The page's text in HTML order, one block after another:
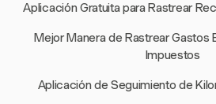
Aplicación Gratuita para Rastrear
Mejor Manera de Rastrear Gastos
Impuestos
Aplicación de Seguimiento de